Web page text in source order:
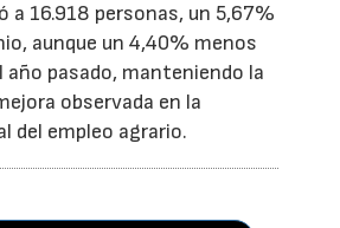
a 16.918 personas, un 5,67%
aunque un 4,40% menos
año pasado, manteniendo la
observada en la
del empleo agrario.